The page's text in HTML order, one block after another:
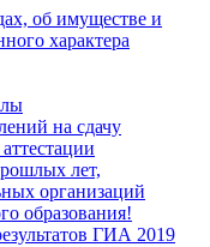
об имуществе и
характера
на сдачу
лет,
организаций
образования!
ГИА 2019